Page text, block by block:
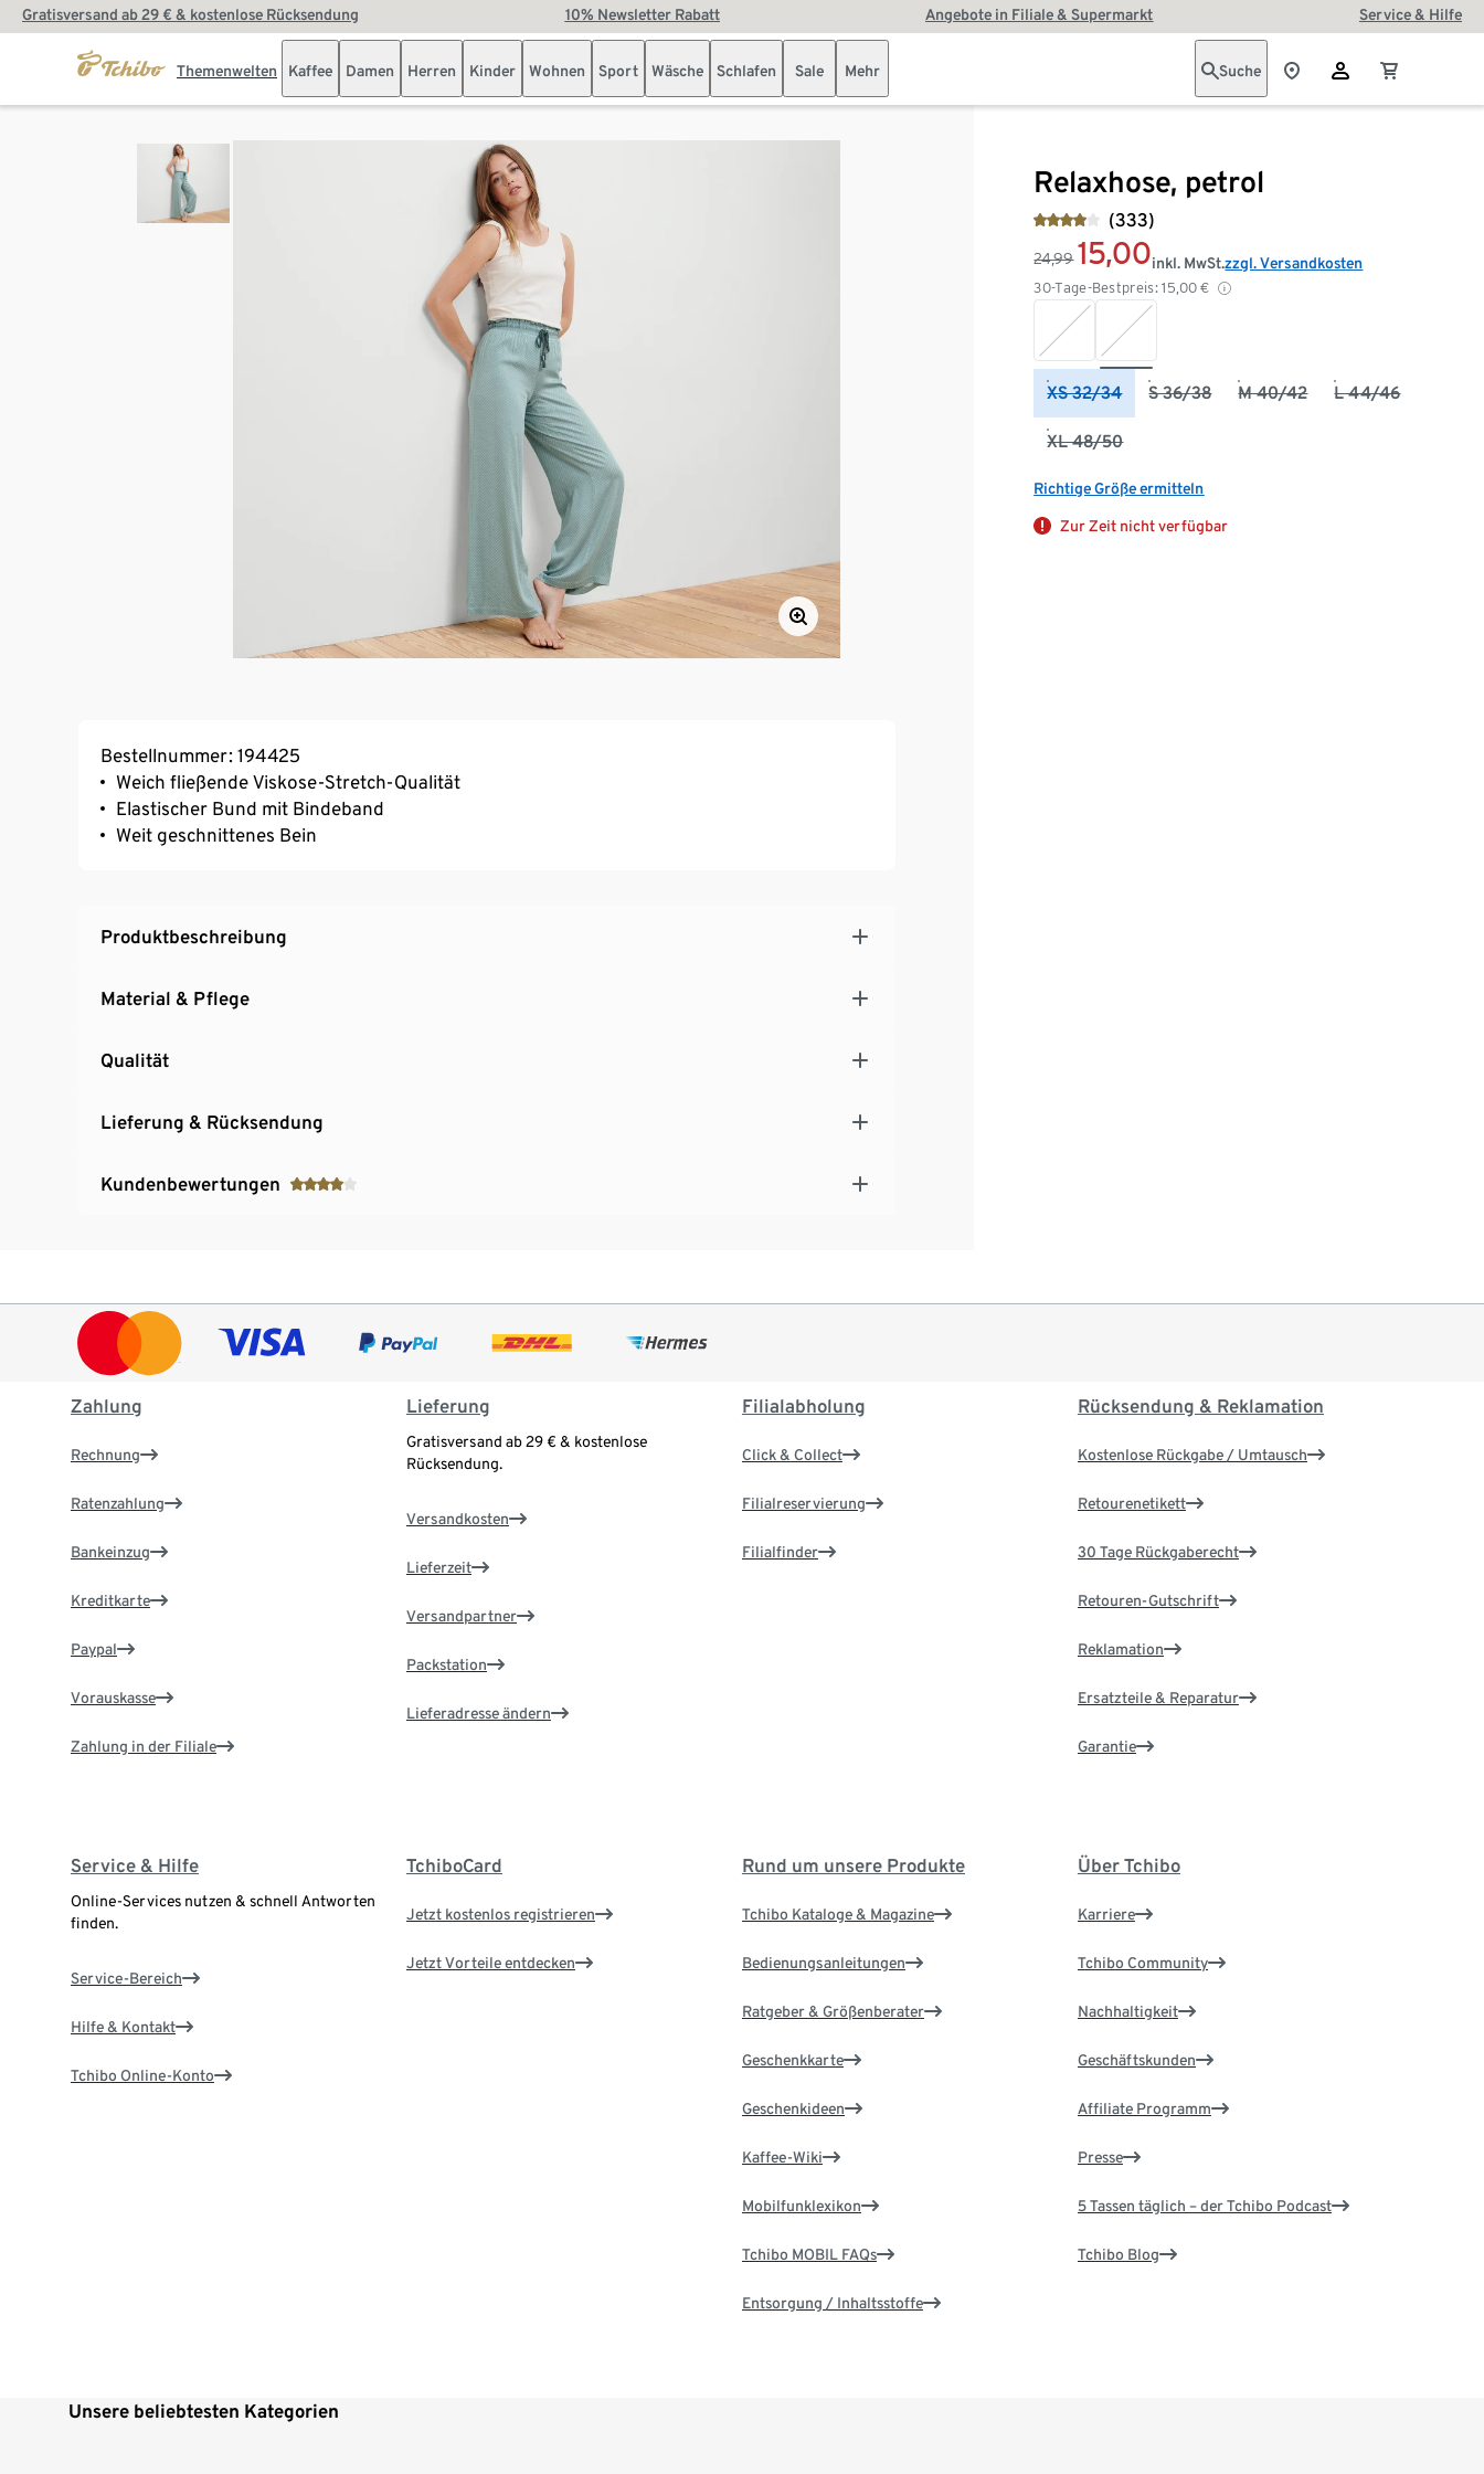
Gratisversand ab 29 € & kostenlose Rücksendung 10% Newsletter Rabatt Angebote in Filiale & Supermarkt Service & Hilfe
Themenwelten Kaffee Damen Herren Kinder Wohnen Sport Wäsche Schlafen Sale Mehr Suche
Relaxhose, petrol
(333)
24,99 15,00
30-Tage-Bestpreis: 15,00 €
inkl. MwSt.zzgl. Versandkosten
XS 32/34 S 36/38 M 40/42 L 44/46
XL 48/50
Richtige Größe ermitteln
Zur Zeit nicht verfügbar
Bestellnummer: 194425
Weich fließende Viskose-Stretch-Qualität
Elastischer Bund mit Bindeband
Weit geschnittenes Bein
Produktbeschreibung
Material & Pflege
Qualität
Lieferung & Rücksendung
Kundenbewertungen
Zahlung
Rechnung
Ratenzahlung
Bankeinzug
Kreditkarte
Paypal
Vorauskasse
Zahlung in der Filiale
Lieferung
Gratisversand ab 29 € & kostenlose
Rücksendung.
Versandkosten
Lieferzeit
Versandpartner
Packstation
Lieferadresse ändern
Filialabholung
Click & Collect
Filialreservierung
Filialfinder
Rücksendung & Reklamation
Kostenlose Rückgabe / Umtausch
Retourenetikett
30 Tage Rückgaberecht
Retouren-Gutschrift
Reklamation
Ersatzteile & Reparatur
Garantie
Service & Hilfe
Online-Services nutzen & schnell Antworten
finden.
Service-Bereich
Hilfe & Kontakt
Tchibo Online-Konto
TchiboCard
Jetzt kostenlos registrieren
Jetzt Vorteile entdecken
Rund um unsere Produkte
Tchibo Kataloge & Magazine
Bedienungsanleitungen
Ratgeber & Größenberater
Geschenkkarte
Geschenkideen
Kaffee-Wiki
Mobilfunklexikon
Tchibo MOBIL FAQs
Entsorgung / Inhaltsstoffe
Über Tchibo
Karriere
Tchibo Community
Nachhaltigkeit
Geschäftskunden
Affiliate Programm
Presse
5 Tassen täglich – der Tchibo Podcast
Tchibo Blog
Unsere beliebtesten Kategorien